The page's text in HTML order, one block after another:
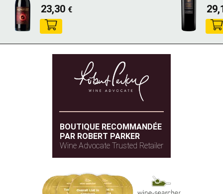
23,30 €
BOUTIQUE RECOMMANDÉE
PAR ROBERT PARKER
Wine Advocate Trusted Retailer